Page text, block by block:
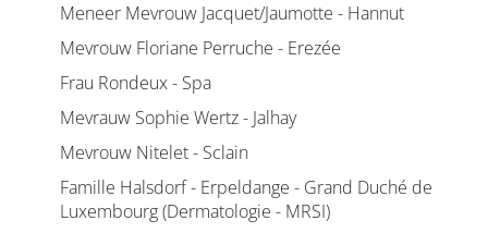
Meneer Mevrouw Jacquet/Jaumotte - Hannut
Mevrouw Floriane Perruche - Erezée
Frau Rondeux - Spa
Mevrauw Sophie Wertz - Jalhay
Mevrouw Nitelet - Sclain
Famille Halsdorf - Erpeldange - Grand Duché de
Luxembourg (Dermatologie - MRSI)